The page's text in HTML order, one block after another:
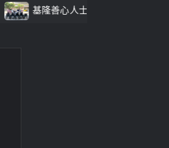
基隆善心人士捐輪椅、AED 為仁愛之